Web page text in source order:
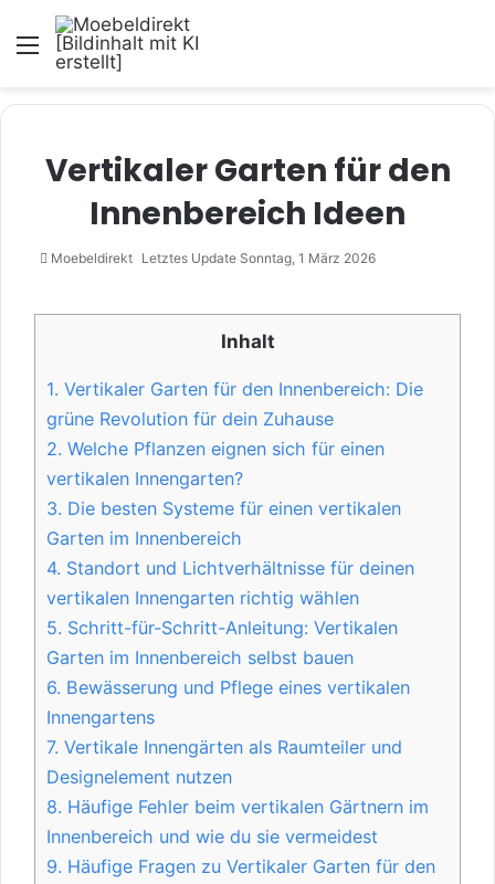
Menü
Vertikaler Garten für den
Innenbereich Ideen
Moebeldirekt Letztes Update Sonntag, 1 März 2026
Inhalt
1. Vertikaler Garten für den Innenbereich: Die
grüne Revolution für dein Zuhause
2. Welche Pflanzen eignen sich für einen
vertikalen Innengarten?
3. Die besten Systeme für einen vertikalen
Garten im Innenbereich
4. Standort und Lichtverhältnisse für deinen
vertikalen Innengarten richtig wählen
5. Schritt-für-Schritt-Anleitung: Vertikalen
Garten im Innenbereich selbst bauen
6. Bewässerung und Pflege eines vertikalen
Innengartens
7. Vertikale Innengärten als Raumteiler und
Designelement nutzen
8. Häufige Fehler beim vertikalen Gärtnern im
Innenbereich und wie du sie vermeidest
9. Häufige Fragen zu Vertikaler Garten für den